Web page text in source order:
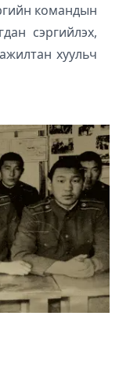
командын
сэргийлэх,
хуульч